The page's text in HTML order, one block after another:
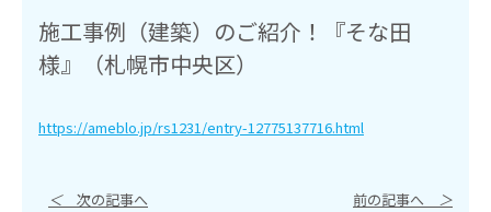
施工事例（建築）のご紹介！『そな田
様』（札幌市中央区）
https://ameblo.jp/rs1231/entry-12775137716.html
＜次の記事へ 前の記事へ ＞